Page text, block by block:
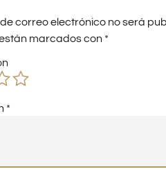
correo electrónico no será
marcados con *
*